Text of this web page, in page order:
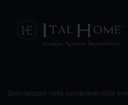
Specializzati nella compravendita